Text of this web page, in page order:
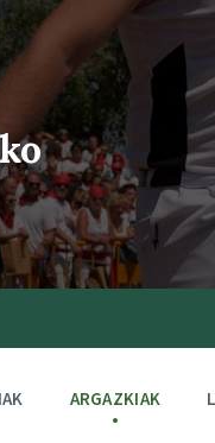
ARGAZKIAK